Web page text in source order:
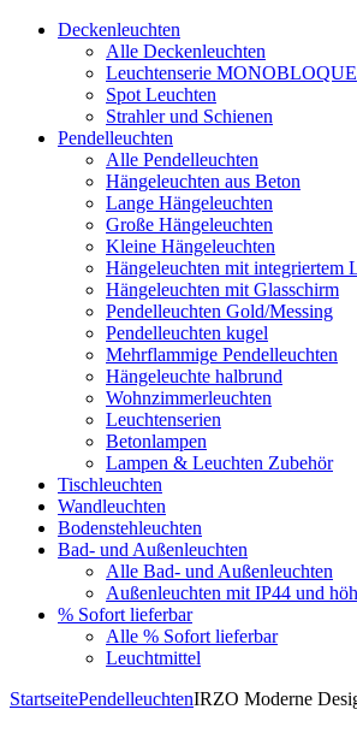
Deckenleuchten
Alle Deckenleuchten
Leuchtenserie MONOBLOQUE
Spot Leuchten
Strahler und Schienen
Pendelleuchten
Alle Pendelleuchten
Hängeleuchten aus Beton
Lange Hängeleuchten
Große Hängeleuchten
Kleine Hängeleuchten
Hängeleuchten mit integriertem
Hängeleuchten mit Glasschirm
Pendelleuchten Gold/Messing
Pendelleuchten kugel
Mehrflammige Pendelleuchten
Hängeleuchte halbrund
Wohnzimmerleuchten
Leuchtenserien
Betonlampen
Lampen & Leuchten Zubehör
Tischleuchten
Wandleuchten
Bodenstehleuchten
Bad- und Außenleuchten
Alle Bad- und Außenleuchten
Außenleuchten mit IP44 und
% Sofort lieferbar
Alle % Sofort lieferbar
Leuchtmittel
StartseitePendelleuchtenIRZO Moderne